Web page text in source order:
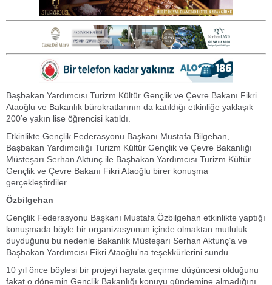
Başbakan Yardımcısı Turizm Kültür Gençlik ve Çevre Bakanı Fikri
Ataoğlu ve Bakanlık bürokratlarının da katıldığı etkinliğe yaklaşık
200’e yakın lise öğrencisi katıldı.
Etkinlikte Gençlik Federasyonu Başkanı Mustafa Bilgehan,
Başbakan Yardımcılığı Turizm Kültür Gençlik ve Çevre Bakanlığı
Müsteşarı Serhan Aktunç ile Başbakan Yardımcısı Turizm Kültür
Gençlik ve Çevre Bakanı Fikri Ataoğlu birer konuşma
gerçekleştirdiler.
Özbilgehan
Gençlik Federasyonu Başkanı Mustafa Özbilgehan etkinlikte yaptığı
konuşmada böyle bir organizasyonun içinde olmaktan mutluluk
duyduğunu bu nedenle Bakanlık Müsteşarı Serhan Aktunç’a ve
Başbakan Yardımcısı Fikri Ataoğlu’na teşekkürlerini sundu.
10 yıl önce böylesi bir projeyi hayata geçirme düşüncesi olduğunu
fakat o dönemin Gençlik Bakanlığı konuyu gündemine almadığını